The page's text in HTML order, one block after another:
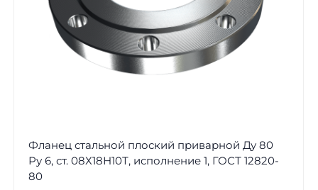
Фланец стальной плоский приварной Ду 80
Ру 6, ст. 08Х18Н10Т, исполнение 1, ГОСТ 12820-
80